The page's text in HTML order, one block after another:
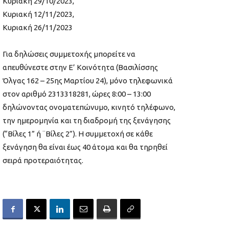
Κυριακή 12/11/2023,
Κυριακή 26/11/2023
Για δηλώσεις συμμετοχής μπορείτε να
απευθύνεστε στην Ε’ Κοινότητα (Βασιλίσσης
Όλγας 162 – 25ης Μαρτίου 24), μόνο τηλεφωνικά
στον αριθμό 2313318281, ώρες 8:00 – 13:00
δηλώνοντας ονοματεπώνυμο, κινητό τηλέφωνο,
την ημερομηνία και τη διαδρομή της ξενάγησης
(“Βίλες 1” ή ¨Βίλες 2”). Η συμμετοχή σε κάθε
ξενάγηση θα είναι έως 40 άτομα και θα τηρηθεί
σειρά προτεραιότητας.